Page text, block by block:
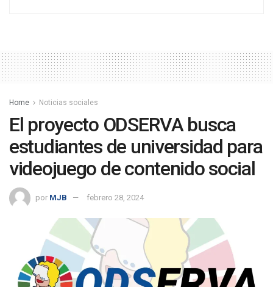
Home Noticias sociales
El proyecto ODSERVA busca
estudiantes de universidad para
videojuego de contenido social
por MJB febrero 28, 2024